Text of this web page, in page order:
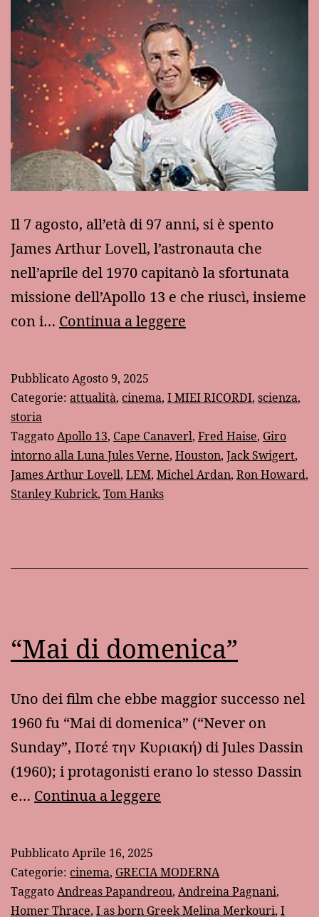
Il 7 agosto, all’età di 97 anni, si è spento
James Arthur Lovell, l’astronauta che
nell’aprile del 1970 capitanò la sfortunata
missione dell’Apollo 13 e che riuscì, insieme
con i… Continua a leggere
Jim
l’uomo
che
l’Apollo
PubblicatoAgosto 9, 2025
Categorie: attualità, cinema, I MIEI RICORDI, scienza,
storia
TaggatoApollo 13, Cape Canaverl, Fred Haise, Giro
intorno alla Luna Jules Verne, Houston, Jack Swigert,
James Arthur Lovell, LEM, Michel Ardan, Ron Howard,
Stanley Kubrick, Tom Hanks
“Mai di domenica”
Uno dei film che ebbe maggior successo nel
1960 fu “Mai di domenica” (“Never on
Sunday”, Ποτέ την Κυριακή) di Jules Dassin
(1960); i protagonisti erano lo stesso Dassin
e… Continua a leggere
PubblicatoAprile 16, 2025
Categorie: cinema, GRECIA MODERNA
TaggatoAndreas Papandreou, Andreina Pagnani,
Homer Thrace, I as born Greek Melina Merkouri, I